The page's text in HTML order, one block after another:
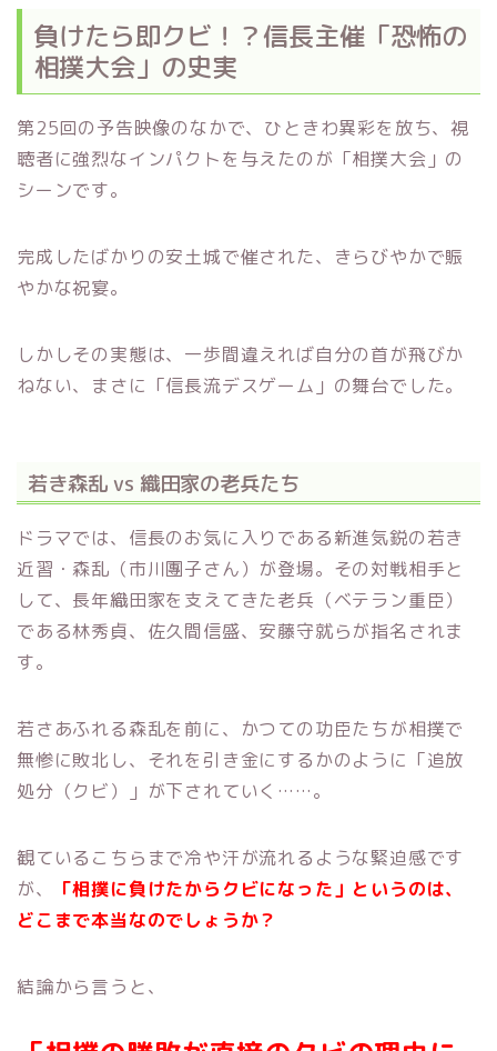
負けたら即クビ！？信長主催「恐怖の
相撲大会」の史実
第25回の予告映像のなかで、ひときわ異彩を放ち、視
聴者に強烈なインパクトを与えたのが「相撲大会」の
シーンです。
完成したばかりの安土城で催された、きらびやかで賑
やかな祝宴。
しかしその実態は、一歩間違えれば自分の首が飛びか
ねない、まさに「信長流デスゲーム」の舞台でした。
若き森乱 vs 織田家の老兵たち
ドラマでは、信長のお気に入りである新進気鋭の若き
近習・森乱（市川團子さん）が登場。その対戦相手と
して、長年織田家を支えてきた老兵（ベテラン重臣）
である林秀貞、佐久間信盛、安藤守就らが指名されま
す。
若さあふれる森乱を前に、かつての功臣たちが相撲で
無惨に敗北し、それを引き金にするかのように「追放
処分（クビ）」が下されていく……。
観ているこちらまで冷や汗が流れるような緊迫感です
が、
「相撲に負けたからクビになった」というのは、
どこまで本当なのでしょうか？
結論から言うと、